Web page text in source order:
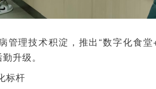
管理技术积淀，推出“数字化食
升级。
标杆